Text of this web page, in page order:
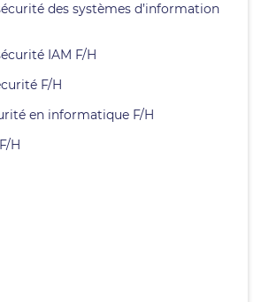
des systèmes d’information
IAM F/H
F/H
en informatique F/H
H